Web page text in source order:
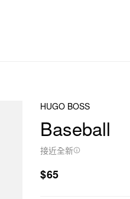
HUGO BOSS
Baseball
接近全新
$65